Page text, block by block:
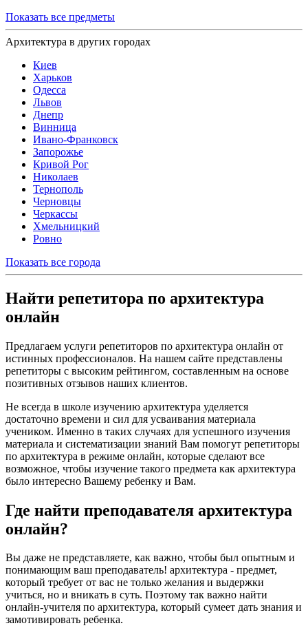
Показать все предметы
Архитектура в других городах
Киев
Харьков
Одесса
Львов
Днепр
Винница
Ивано-Франковск
Запорожье
Кривой Рог
Николаев
Тернополь
Черновцы
Черкассы
Хмельницкий
Ровно
Показать все города
Найти репетитора по архитектура
онлайн
Предлагаем услуги репетиторов по архитектура онлайн от
истинных профессионалов. На нашем сайте представлены
репетиторы с высоким рейтингом, составленным на основе
позитивных отзывов наших клиентов.
Не всегда в школе изучению архитектура уделяется
достаточно времени и сил для усваивания материала
учеником. Именно в таких случаях для успешного изучения
материала и систематизации знаний Вам помогут репетиторы
по архитектура в режиме онлайн, которые сделают все
возможное, чтобы изучение такого предмета как архитектура
было интересно Вашему ребенку и Вам.
Где найти преподавателя архитектура
онлайн?
Вы даже не представляете, как важно, чтобы был опытным и
понимающим ваш преподаватель! архитектура - предмет,
который требует от вас не только желания и выдержки
учиться, но и вникать в суть. Поэтому так важно найти
онлайн-учителя по архитектура, который сумеет дать знания и
замотивировать ребенка.